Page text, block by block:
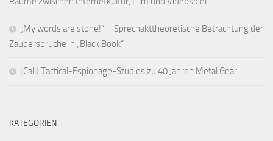
„My words are stone!“ – Sprechakttheoretische Betrachtung der
Zaubersprüche in „Black Book“
[Call] Tactical-Espionage-Studies zu 40 Jahren Metal Gear
KATEGORIEN